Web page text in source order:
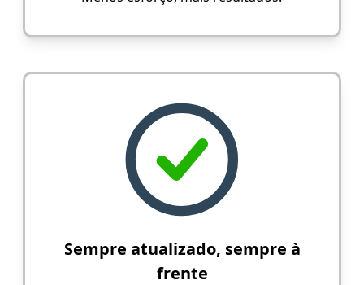
Sempre atualizado, sempre à
frente